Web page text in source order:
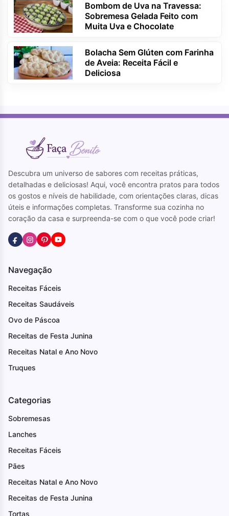
Bombom de Uva na Travessa:
Sobremesa Gelada Feito com
Muita Uva e Chocolate
Bolacha Sem Glúten com Farinha
de Aveia: Receita Fácil e
Deliciosa
Descubra um universo de sabores com receitas práticas,
detalhadas e deliciosas! Aqui, você encontra pratos para todos
os gostos e níveis de habilidade, com orientações claras, dicas
úteis e informações completas. Transforme sua cozinha no
coração da casa e surpreenda-se com o que você pode criar!
Navegação
Receitas Fáceis
Receitas Saudáveis
Ovo de Páscoa
Receitas de Festa Junina
Receitas Natal e Ano Novo
Truques
Categorias
Sobremesas
Lanches
Receitas Fáceis
Pães
Receitas Natal e Ano Novo
Receitas de Festa Junina
Tortas